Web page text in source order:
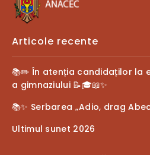
Articole recente
📚✏️ În atenția candidaților la
a gimnaziului 📝🎓📖✨
📚✨ Serbarea „Adio, drag
Ultimul sunet 2026